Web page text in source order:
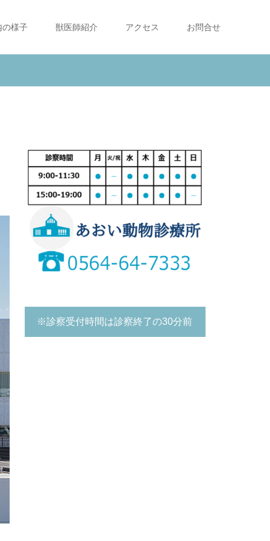
の様子 獣医師紹介 アクセス お問合せ
※診察受付時間は診察終了の30分前